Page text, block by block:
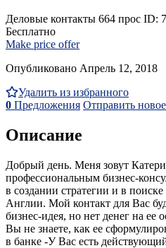
Деловые контакты 664 прос ID:
Бесплатно
Make price offer
Опубликовано Апрель 12, 2018
Удалить из избранного
0 Предложения Отправить
Описание
Добрый день. Меня зовут
профессиональным бизнес-
в создании стратегии и в
Англии. Мой контакт для Вас
бизнес-идея, но нет денег на ее
Вы не знаете, как ее
в банке -У Вас есть